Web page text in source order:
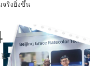
ริงยิ่งขึ้น